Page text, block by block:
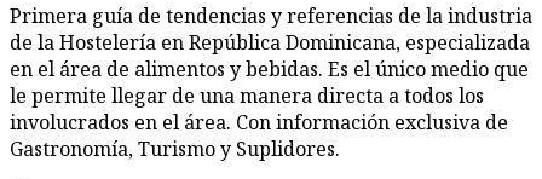
Primera guía de tendencias y referencias de la industria
de la Hostelería en República Dominicana, especializada
en el área de alimentos y bebidas. Es el único medio que
le permite llegar de una manera directa a todos los
involucrados en el área. Con información exclusiva de
Gastronomía, Turismo y Suplidores.